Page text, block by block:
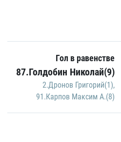
Гол в равенстве
87.Голдобин Николай(9)
2.Дронов Григорий(1),
91.Карпов Максим А.(8)